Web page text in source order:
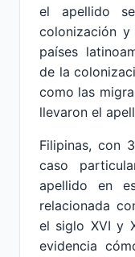
el apellido
colonización y
países
de la
como las
llevaron el
Filipinas, con
caso
apellido en
relacionada
el siglo XVI y
evidencia